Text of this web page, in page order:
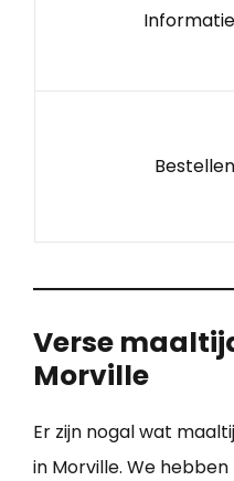
Informatie
Bestellen
Verse
Morville
Er zijn nogal wat
in Morville. We